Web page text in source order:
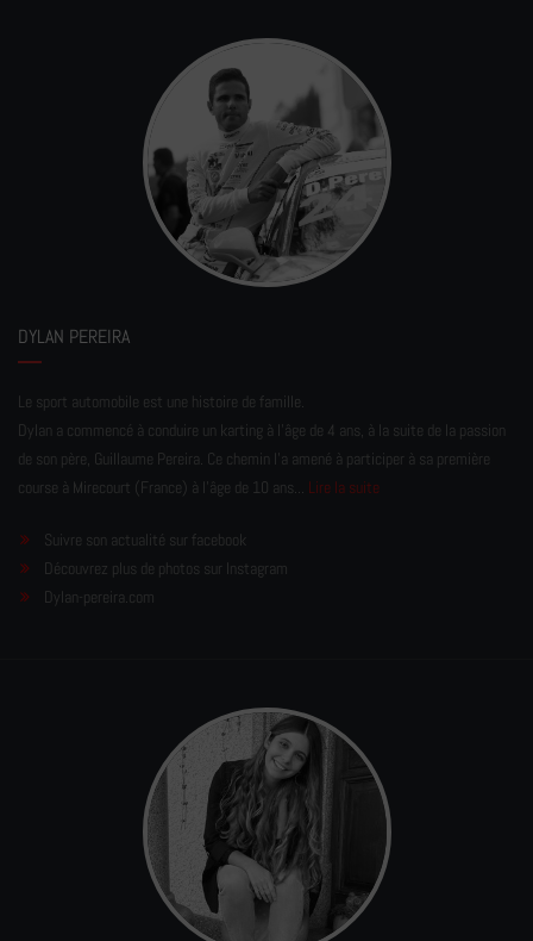
DYLAN PEREIRA
Le sport automobile est une histoire de famille.
Dylan a commencé à conduire un karting à l’âge de 4 ans, à la suite de la passion
de son père, Guillaume Pereira. Ce chemin l'a amené à participer à sa première
course à Mirecourt (France) à l'âge de 10 ans... Lire la suite
Suivre son actualité sur facebook
Découvrez plus de photos sur Instagram
Dylan-pereira.com